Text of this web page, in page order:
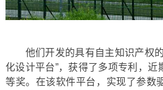
他们开发的具有自主知识产权的
化设计平台”，获得了多项专利，近
等奖。在该软件平台，实现了参数